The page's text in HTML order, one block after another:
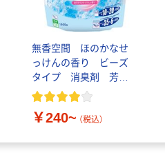
無香空間 ほのかなせ
っけんの香り ビーズ
タイプ 消臭剤 芳香
剤 小林製薬
￥240~ （税込）